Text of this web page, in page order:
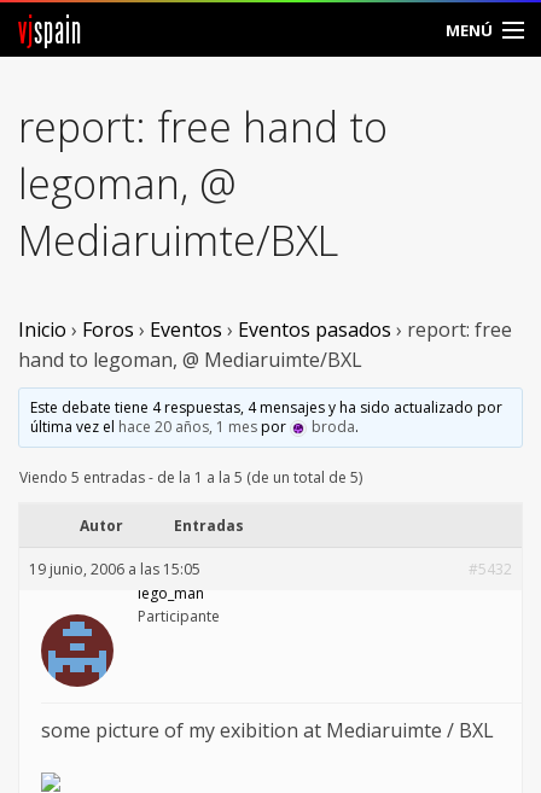
vjspain MENÚ
Foros
Noticias
Vjspain
Ayuda
Entrar
report: free hand to
legoman, @
Mediaruimte/BXL
Inicio › Foros › Eventos › Eventos pasados › report: free
hand to legoman, @ Mediaruimte/BXL
Este debate tiene 4 respuestas, 4 mensajes y ha sido actualizado por
última vez el hace 20 años, 1 mespor broda.
Viendo 5 entradas - de la 1 a la 5 (de un total de 5)
Autor Entradas
19 junio, 2006 a las 15:05
#5432
lego_man
Participante
some picture of my exibition at Mediaruimte / BXL